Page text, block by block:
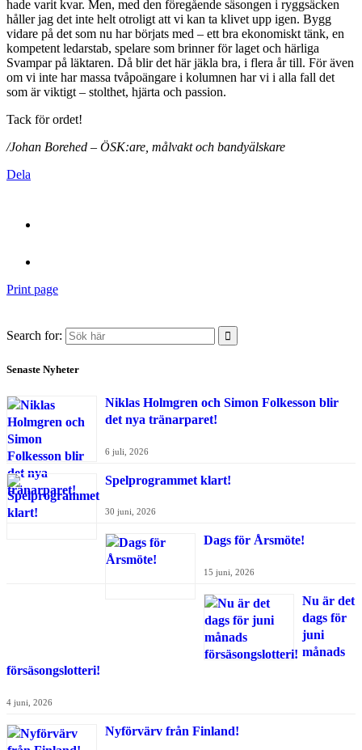
hade varit kvar. Men, med den föregående säsongen i ryggsäcken
håller jag det inte helt otroligt att vi kan ta klivet upp igen. Bygg
vidare på det som nu har börjats med – ett bra ekonomiskt tänk, en
kompetent ledarstab, spelare som brinner för laget och härliga
Svampar på läktaren. Då blir det här jäkla bra, i flera år till. För även
om vi inte har massa tvåpoängare i kolumnen har vi i alla fall det
som är viktigt – stolthet, hjärta och passion.
Tack för ordet!
/Johan Borehed – ÖSK:are, målvakt och bandyälskare
Dela
Print page
Search for:
Senaste Nyheter
Niklas Holmgren och Simon Folkesson blir
det nya tränarparet!
6 juli, 2026
Spelprogrammet klart!
30 juni, 2026
Dags för Årsmöte!
15 juni, 2026
Nu är det
dags för
juni
månads
försäsongslotteri!
4 juni, 2026
Nyförvärv från Finland!